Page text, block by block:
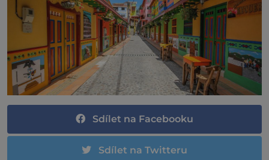
Sdílet na Facebooku
Sdílet na Twitteru